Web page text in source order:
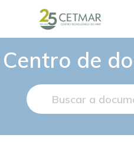
Centro de